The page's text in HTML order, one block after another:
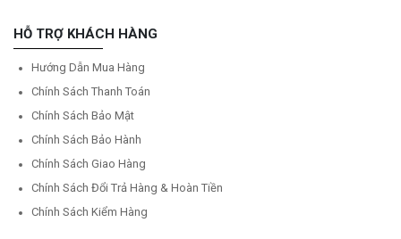
HỖ TRỢ KHÁCH HÀNG
Hướng Dẫn Mua Hàng
Chính Sách Thanh Toán
Chính Sách Bảo Mật
Chính Sách Bảo Hành
Chính Sách Giao Hàng
Chính Sách Đổi Trả Hàng & Hoàn Tiền
Chính Sách Kiểm Hàng